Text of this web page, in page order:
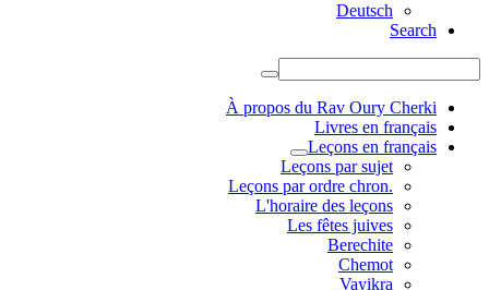
Deutsch
Search
À propos du Rav Oury Cherki
Livres en français
Leçons en français
Leçons par sujet
.Leçons par ordre chron
L'horaire des leçons
Les fêtes juives
Berechite
Chemot
Vayikra